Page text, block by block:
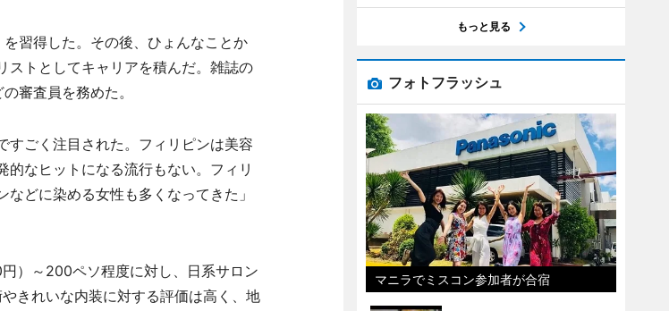
習得した。その後、ひょんなことか
ストとしてキャリアを積んだ。雑誌の
審査員を務めた。
ごく注目された。フィリピンは美容
なヒットになる流行もない。フィリ
どに染める女性も多くなってきた」
）～200ペソ程度に対し、日系サロン
きれいな内装に対する評価は高く、地
もっと見る
フォトフラッシュ
マニラでミスコン参加者が合宿